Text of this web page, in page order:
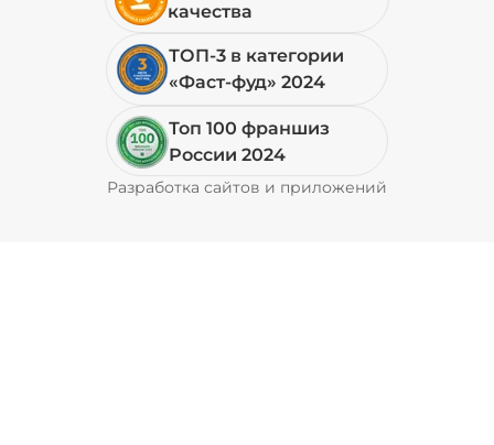
+ Перец халапеньо (15 г)
качества
ТОП-3 в категории
«Фаст-фуд» 2024
Топ 100 франшиз
России 2024
Разработка сайтов и приложений
Pyrobyte